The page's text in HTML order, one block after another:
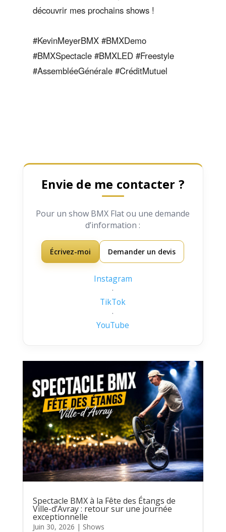
découvrir mes prochains shows !
#KevinMeyerBMX #BMXDemo
#BMXSpectacle #BMXLED #Freestyle
#AssembléeGénérale #CréditMutuel
Envie de me contacter ?
Pour un show BMX Flat ou une demande
d’information :
Écrivez-moi Demander un devis
Instagram
·
TikTok
·
YouTube
Spectacle BMX à la Fête des Étangs de
Ville-d’Avray : retour sur une journée
exceptionnelle
Juin 30, 2026 | Shows